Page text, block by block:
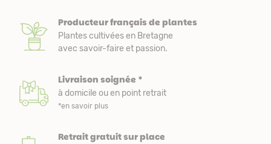
Producteur français de plantes
Plantes cultivées en Bretagne
avec savoir-faire et passion.
Livraison soignée *
à domicile ou en point retrait
*en savoir plus
Retrait gratuit sur place